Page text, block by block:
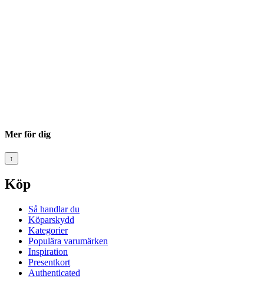
Mer för dig
↑
Köp
Så handlar du
Köparskydd
Kategorier
Populära varumärken
Inspiration
Presentkort
Authenticated